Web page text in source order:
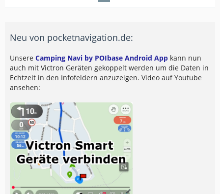
Neu von pocketnavigation.de:
Unsere Camping Navi by POIbase Android App kann nun
auch mit Victron Geräten gekoppelt werden um die Daten in
Echtzeit in den Infofeldern anzuzeigen. Video auf Youtube
ansehen: